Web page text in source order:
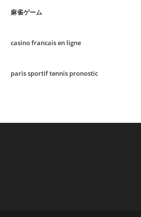
麻雀ゲーム
casino francais en ligne
paris sportif tennis pronostic